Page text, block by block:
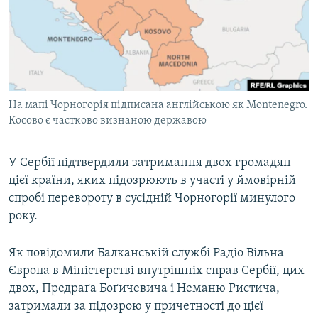
ВІДЕОУРОКИ «ELIFBE»
СВІДЧЕННЯ ОКУПАЦІЇ
УКРАЇНСЬКА ПРОБЛЕМА КРИМУ
Русский
Qırımtatar
ДОЛУЧАЙСЯ!
На мапі Чорногорія підписана англійською як Montenegro.
Косово є частково визнаною державою
У Сербії підтвердили затримання двох громадян
цієї країни, яких підозрюють в участі у ймовірній
спробі перевороту в сусідній Чорногорії минулого
року.
Як повідомили Балканській службі Радіо Вільна
Європа в Міністерстві внутрішніх справ Сербії, цих
двох, Предраґа Боґичевича і Неманю Ристича,
затримали за підозрою у причетності до цієї